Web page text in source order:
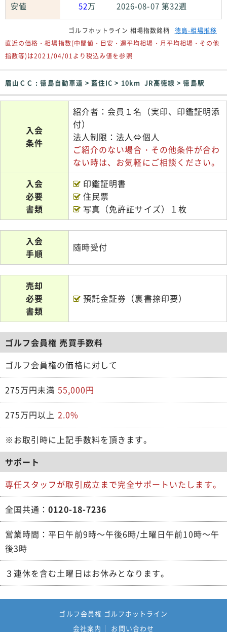
安値 52万 2026-08-07 第32週
ゴルフホットライン 相場指数銘柄
徳島-相場推移
直近の価格・相場指数(中間値・目安・週平均相場・月平均相場・その他
指数等)は2021/04/01より税込み値を参照
眉山ＣＣ : 徳島自動車道 > 藍住IC > 10km JR高徳線 > 徳島駅
入会
条件
紹介者：会員１名（実印、印鑑証明添
付）
法人制限：法人⇔個人
ご紹介のない場合・その他条件が合わ
ない時は、お気軽にご相談ください。
入会
必要
書類
印鑑証明書
住民票
写真（免許証サイズ）１枚
入会
手順
随時受付
売却
必要
書類
預託金証券（裏書捺印要）
ゴルフ会員権 売買手数料
ゴルフ会員権の価格に対して
275万円未満 55,000円
275万円以上 2.0%
※お取引時に上記手数料を頂きます。
サポート
専任スタッフが取引成立まで完全サポートいたします。
全国共通：0120-18-7236
営業時間：平日午前9時～午後6時/土曜日午前10時～午
後3時
３連休を含む土曜日はお休みとなります。
ゴルフ会員権 ゴルフホットライン
会社案内
お問い合わせ